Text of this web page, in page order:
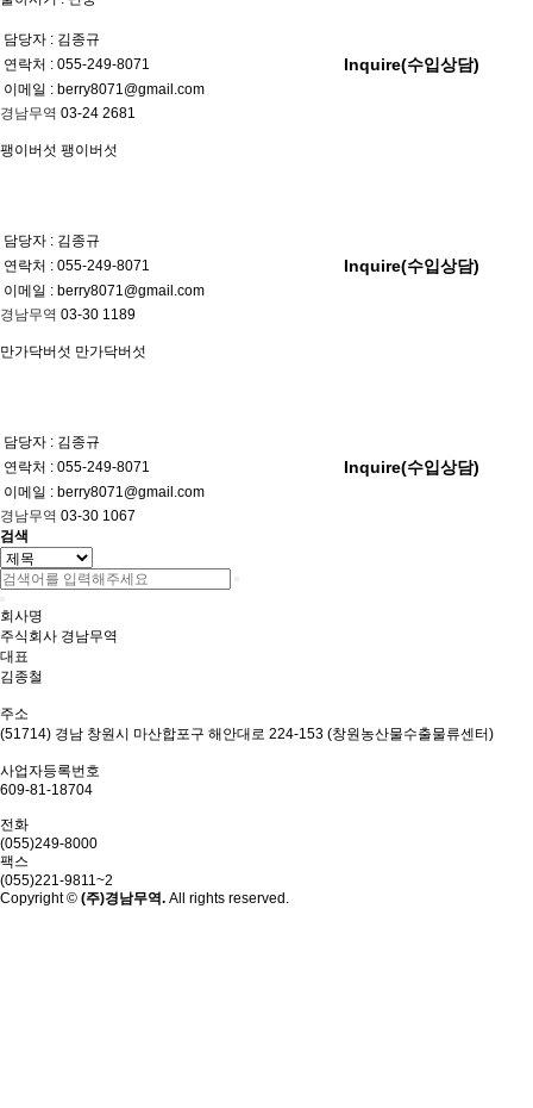
담당자 : 김종규
Inquire(수입상담)
연락처 : 055-249-8071
이메일 : berry8071@gmail.com
경남무역 03-24 2681
팽이버섯 팽이버섯
담당자 : 김종규
Inquire(수입상담)
연락처 : 055-249-8071
이메일 : berry8071@gmail.com
경남무역 03-30 1189
만가닥버섯 만가닥버섯
담당자 : 김종규
Inquire(수입상담)
연락처 : 055-249-8071
이메일 : berry8071@gmail.com
경남무역 03-30 1067
검색
회사명
주식회사 경남무역
대표
김종철
주소
(51714) 경남 창원시 마산합포구 해안대로 224-153 (창원농산물수출물류센터)
사업자등록번호
609-81-18704
전화
(055)249-8000
팩스
(055)221-9811~2
Copyright © (주)경남무역. All rights reserved.